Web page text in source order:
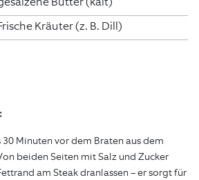
Kräuter (z. B. Dill)
Minuten vor dem Braten aus dem
beiden Seiten mit Salz und Zucker
am Steak dranlassen – er sorgt für